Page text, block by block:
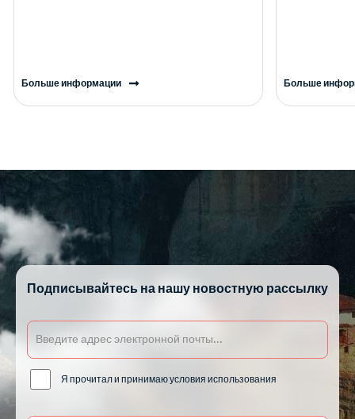
Больше информации Больше
Подписывайтесь на нашу новостную рассылку
Я прочитал и принимаю условия использования